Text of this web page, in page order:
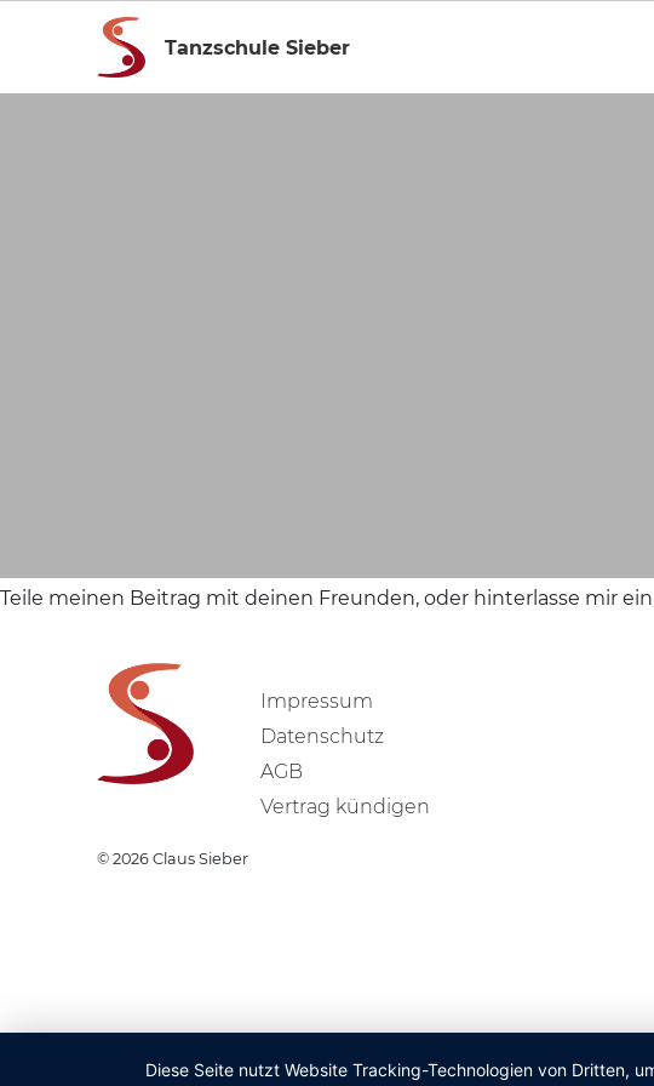
Tanzschule Sieber
Teile meinen Beitrag mit deinen Freunden, oder hinterlasse mir
Impressum
Datenschutz
AGB
Vertrag kündigen
© 2026 Claus Sieber
Diese Seite nutzt Website Tracking-Technologien von Dritten,